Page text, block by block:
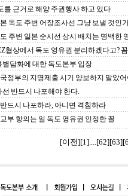
를 근거로 해양 주권행사 하고 있다
독도 주변 어장조사선 그냥 보낼 것인
주변 일본 순시선 상시 배치는 명백한
협상에서 독도 영유권 분리하겠다고?
별담화에 대한 독도본부 입장
정부의 지명제출 시기 양보하지 말았어
선 반드시 나포해야 한다.
드시 나포하라, 아니면 격침하라
부 항의는 일 독도 영유권 인정한 꼴
[이전][1]....[62][63][